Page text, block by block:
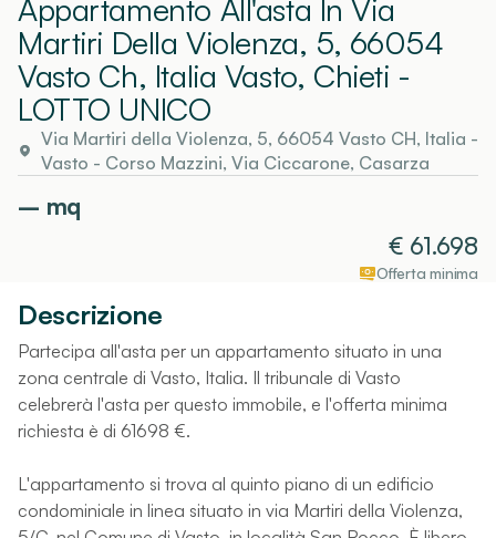
Appartamento All'asta In Via
Martiri Della Violenza, 5, 66054
Vasto Ch, Italia Vasto, Chieti -
LOTTO UNICO
Via Martiri della Violenza, 5, 66054 Vasto CH, Italia -
Vasto - Corso Mazzini, Via Ciccarone, Casarza
– mq
€ 61.698
Offerta minima
Descrizione
Partecipa all'asta per un appartamento situato in una
zona centrale di Vasto, Italia. Il tribunale di Vasto
celebrerà l'asta per questo immobile, e l'offerta minima
richiesta è di 61698 €.
L'appartamento si trova al quinto piano di un edificio
condominiale in linea situato in via Martiri della Violenza,